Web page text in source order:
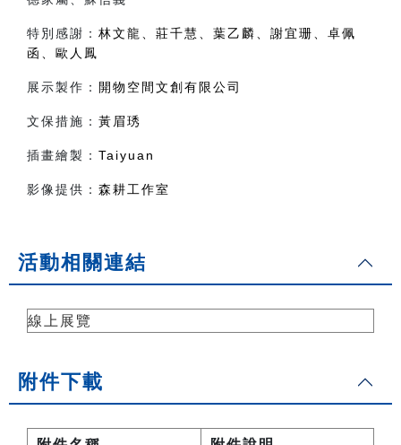
特別感謝： 林文龍、莊千慧、葉乙麟、謝宜珊、卓佩
函、歐人鳳
展示製作： 開物空間文創有限公司
文保措施： 黃眉琇
插畫繪製： Taiyuan
影像提供： 森耕工作室
活動相關連結
線上展覽
附件下載